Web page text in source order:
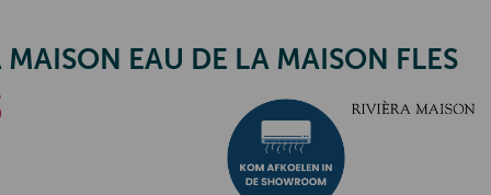
MAISON EAU DE LA MAISON FLES